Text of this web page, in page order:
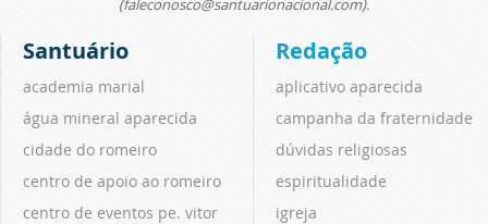
(faleconosco@santuarionacional.com).
Santuário
academia marial
água mineral aparecida
cidade do romeiro
centro de apoio ao romeiro
centro de eventos pe. vitor
Redação
aplicativo aparecida
campanha da fraternidade
dúvidas religiosas
espiritualidade
igreja